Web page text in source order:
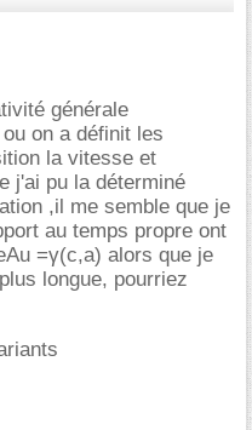
générale
on a définit les
la vitesse et
j'ai pu la déterminé
,il me semble que je
au temps propre ont
=γ(c,a) alors que je
longue, pourriez